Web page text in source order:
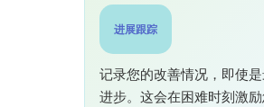
进展跟踪
记录您的改善情况，即使
进步。这会在困难时刻激